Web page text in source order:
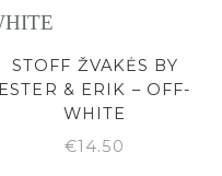
STOFF ŽVAKĖS BY
ESTER & ERIK – OFF-
WHITE
€14.50